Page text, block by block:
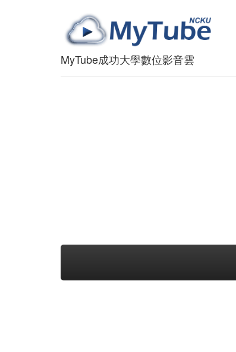
MyTube成功大學數位影音雲